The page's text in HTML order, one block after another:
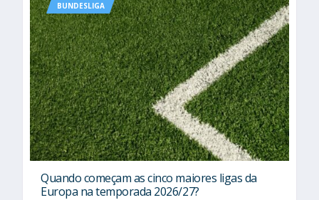
BUNDESLIGA
Quando começam as cinco maiores ligas da
Europa na temporada 2026/27?